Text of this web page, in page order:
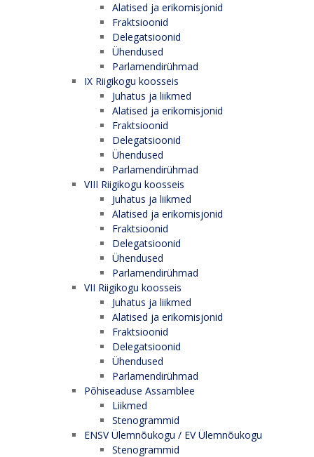
Alatised ja erikomisjonid
Fraktsioonid
Delegatsioonid
Ühendused
Parlamendirühmad
IX Riigikogu koosseis
Juhatus ja liikmed
Alatised ja erikomisjonid
Fraktsioonid
Delegatsioonid
Ühendused
Parlamendirühmad
VIII Riigikogu koosseis
Juhatus ja liikmed
Alatised ja erikomisjonid
Fraktsioonid
Delegatsioonid
Ühendused
Parlamendirühmad
VII Riigikogu koosseis
Juhatus ja liikmed
Alatised ja erikomisjonid
Fraktsioonid
Delegatsioonid
Ühendused
Parlamendirühmad
Põhiseaduse Assamblee
Liikmed
Stenogrammid
ENSV Ülemnõukogu / EV Ülemnõukogu
Stenogrammid